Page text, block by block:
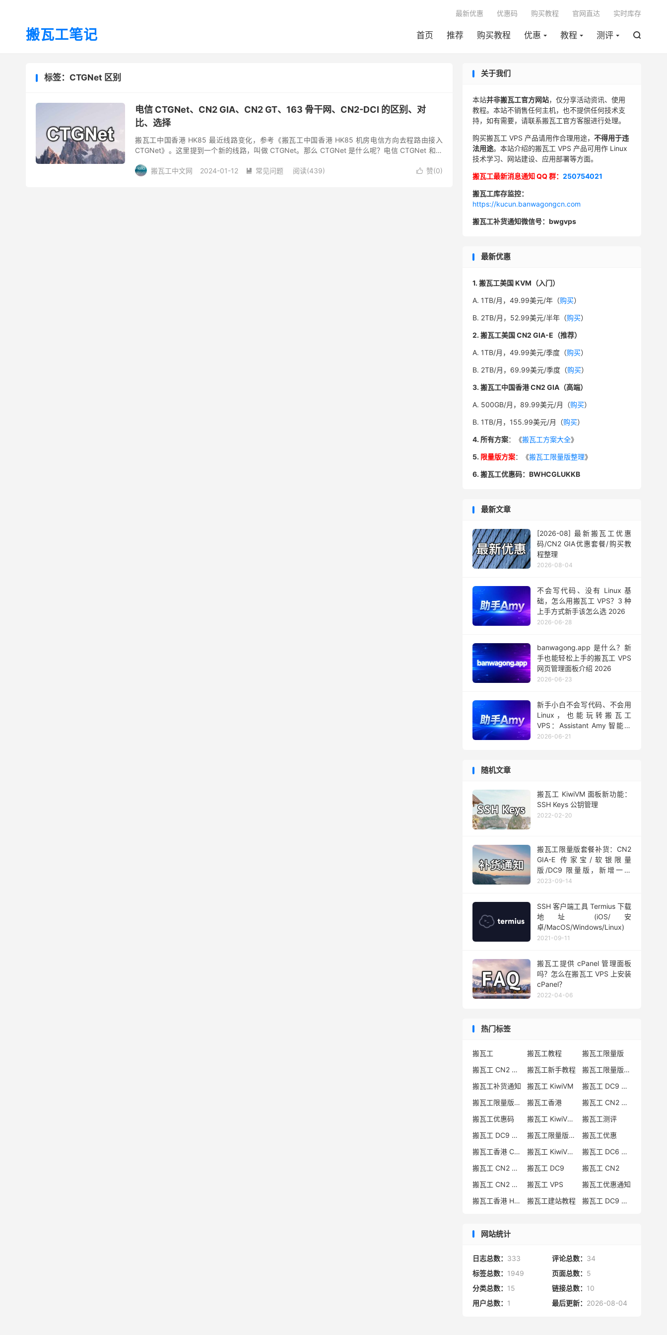
搬瓦工笔记 首页 推荐 购买教程 优惠 教程 测评 
最新优惠 优惠码 购买教程 官网直达 实时库存
标签：CTGNet 区别
电信 CTGNet、CN2 GIA、CN2 GT、163 骨干网、CN2-DCI 的区别、对
比、选择
搬瓦工中国香港 HK85 最近线路变化，参考《搬瓦工中国香港 HK85 机房电信方向去程路由接入
CTGNet》。这里提到一个新的线路，叫做 CTGNet。那么 CTGNet 是什么呢？电信 CTGNet 和之
搬瓦工中文网
2024-01-12  常见问题 阅读(439)  赞(0)
关于我们
本站并非搬瓦工官方网站，仅分享活动资讯、使用
教程。本站不销售任何主机，也不提供任何技术支
持，如有需要，请联系搬瓦工官方客服进行处理。
购买搬瓦工 VPS 产品请用作合理用途， 不得用于违
法用途。本站介绍的搬瓦工 VPS 产品可用作 Linux
技术学习、网站建设、应用部署等方面。
搬瓦工最新消息通知 QQ 群： 250754021
搬瓦工库存监控：
https://kucun.banwagongcn.com
搬瓦工补货通知微信号：bwgvps
最新优惠
1. 搬瓦工美国 KVM（入门）
A. 1TB/月，49.99美元/年（购买）
B. 2TB/月，52.99美元/半年（购买）
2. 搬瓦工美国 CN2 GIA-E（推荐）
A. 1TB/月，49.99美元/季度（购买）
B. 2TB/月，69.99美元/季度（购买）
3. 搬瓦工中国香港 CN2 GIA（高端）
A. 500GB/月，89.99美元/月（购买）
B. 1TB/月，155.99美元/月（购买）
4. 所有方案：《搬瓦工方案大全》
5. 限量版方案：《搬瓦工限量版整理》
6. 搬瓦工优惠码：BWHCGLUKKB
最新文章
[2026-08] 最新搬瓦工优惠
码/CN2 GIA优惠套餐/购买教
程整理
2026-08-04
不会写代码、没有 Linux 基
础，怎么用搬瓦工 VPS？3 种
上手方式新手该怎么选 2026
2026-06-28
banwagong.app 是什么？新
手也能轻松上手的搬瓦工 VPS
网页管理面板介绍 2026
2026-06-23
新手小白不会写代码、不会用
Linux，也能玩转搬瓦工
VPS：Assistant Amy 智能助
手用法 2026
2026-06-21
随机文章
搬瓦工 KiwiVM 面板新功能：
SSH Keys 公钥管理
2022-02-20
搬瓦工限量版套餐补货：CN2
GIA-E 传家宝/软银限量
版/DC9 限量版，新增一款
FREEDOM PLAN 限量版
2023-09-14
SSH 客户端工具 Termius 下载
地址 (iOS/安
卓/MacOS/Windows/Linux)
2021-09-11
搬瓦工提供 cPanel 管理面板
吗？怎么在搬瓦工 VPS 上安装
cPanel？
2022-04-06
热门标签
搬瓦工 搬瓦工教程
搬瓦工限量版
搬瓦工 CN2 GIA
搬瓦工新手教程
搬瓦工限量版套餐
搬瓦工补货通知
搬瓦工 KiwiVM
搬瓦工 DC9 CN2 GIA
搬瓦工限量版补货
搬瓦工香港
搬瓦工 CN2 GIA-E
搬瓦工优惠码
搬瓦工 KiwiVM 教程
搬瓦工测评
搬瓦工 DC9 CN2 GIA 限量版
搬瓦工限量版补货通知
搬瓦工优惠
搬瓦工香港 CN2 GIA
搬瓦工 KiwiVM 控制面板
搬瓦工 DC6 CN2 GIA-E
搬瓦工 CN2 GIA-E 限量版
搬瓦工 DC9
搬瓦工 CN2
搬瓦工 CN2 GIA 限量版
搬瓦工 VPS
搬瓦工优惠通知
搬瓦工香港 HK85
搬瓦工建站教程 搬瓦工 DC9 限量版
网站统计
日志总数： 333 评论总数： 34
标签总数： 1949 页面总数： 5
分类总数： 15 链接总数： 10
用户总数： 1 最后更新： 2026-08-04